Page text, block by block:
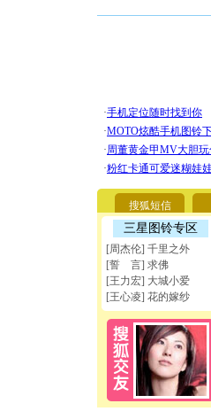
搜狐短信
三星图铃专区
[周杰伦] 千里之外
[誓 言] 求佛
[王力宏] 大城小爱
[王心凌] 花的嫁纱